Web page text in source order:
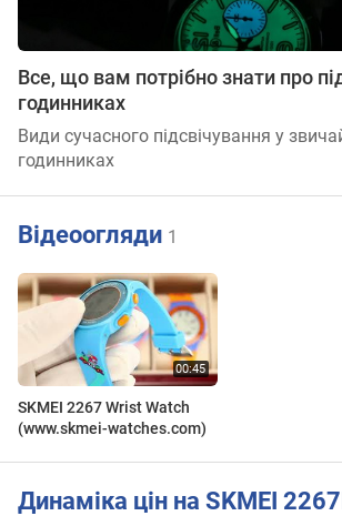
Все, що вам потрібно знати про
годинниках
Види сучасного підсвічування у
годинниках
Відеоогляди 1
SKMEI 2267 Wrist Watch
(www.skmei-watches.com)
Динаміка цін на SKMEI